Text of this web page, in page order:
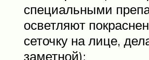
специальными
осветляют
сеточку на лице,
заметной);